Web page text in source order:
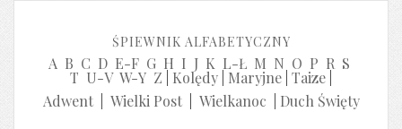
ŚPIEWNIK ALFABETYCZNY
A B C D E-F G H I J K L-Ł M N O P R S
T U-V W-Y Z Kolędy Maryjne Taize
Adwent| Wielki Post| Wielkanoc Duch Święty